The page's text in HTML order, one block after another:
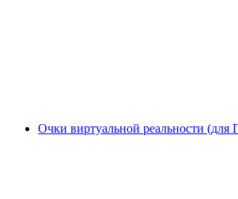
Очки виртуальной реальности (для